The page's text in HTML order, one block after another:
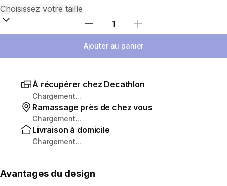
Sélectionnez la quantité
Ajouter au panier
À récupérer chez Decathlon
Chargement...
Ramassage près de chez vous
Chargement...
Livraison à domicile
Chargement...
Avantages du design